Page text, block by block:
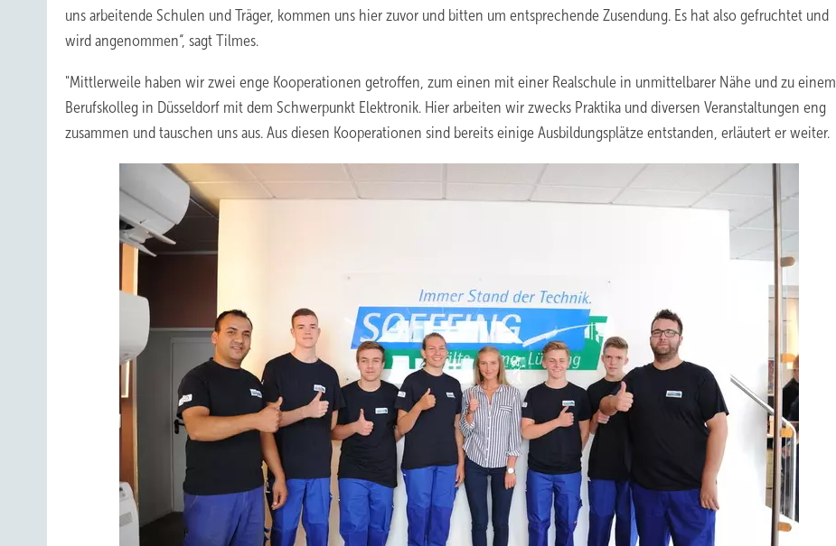
uns arbeitende Schulen und Träger, kommen uns hier zuvor und bitten um entsprechende Zusendung. Es hat also gefruchtet und
wird angenommen“, sagt Tilmes.
"Mittlerweile haben wir zwei enge Kooperationen getroffen, zum einen mit einer Realschule in unmittelbarer Nähe und zu einem
Berufskolleg in Düsseldorf mit dem Schwerpunkt Elektronik. Hier arbeiten wir zwecks Praktika und diversen Veranstaltungen eng
zusammen und tauschen uns aus. Aus diesen Kooperationen sind bereits einige Ausbildungsplätze entstanden, erläutert er weiter.